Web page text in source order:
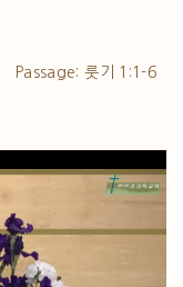
Passage: 룻기 1:1-6